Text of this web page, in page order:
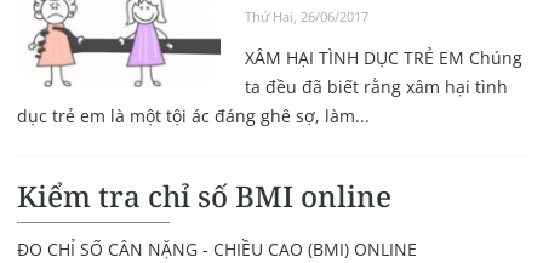
Thứ Hai, 26/06/2017
XÂM HẠI TÌNH DỤC TRẺ EM Chúng
ta đều đã biết rằng xâm hại tình
dục trẻ em là một tội ác đáng ghê sợ, làm...
Kiểm tra chỉ số BMI online
ĐO CHỈ SỐ CÂN NẶNG - CHIỀU CAO (BMI) ONLINE